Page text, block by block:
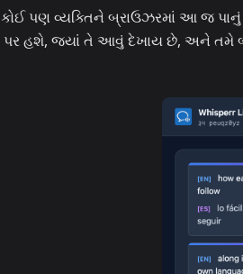
પણ વ્યક્તિને બ્રાઉઝરમાં આ જ
પર હશે, જ્યાં તે આવું દેખાય છે, અને તમે